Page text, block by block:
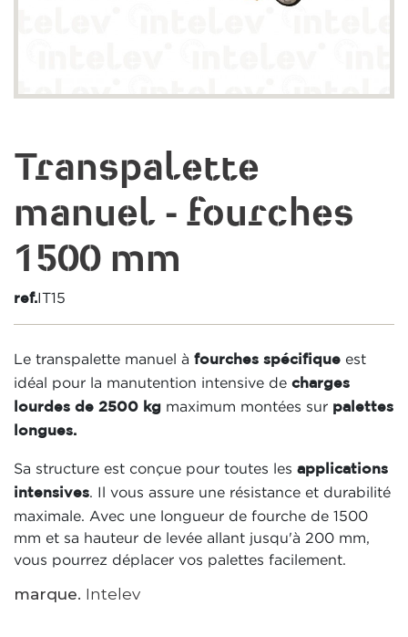
Transpalette
manuel - fourches
1500 mm
ref.IT15
Le transpalette manuel à fourches spécifique est
idéal pour la manutention intensive de charges
lourdes de 2500 kg maximum montées sur palettes
longues.
Sa structure est conçue pour toutes les applications
intensives. Il vous assure une résistance et durabilité
maximale. Avec une longueur de fourche de 1500
mm et sa hauteur de levée allant jusqu'à 200 mm,
vous pourrez déplacer vos palettes facilement.
marque. Intelev